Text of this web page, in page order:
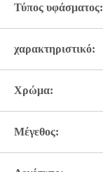
Τύπος υφάσματος:
χαρακτηριστικό:
Χρώμα:
Μέγεθος: